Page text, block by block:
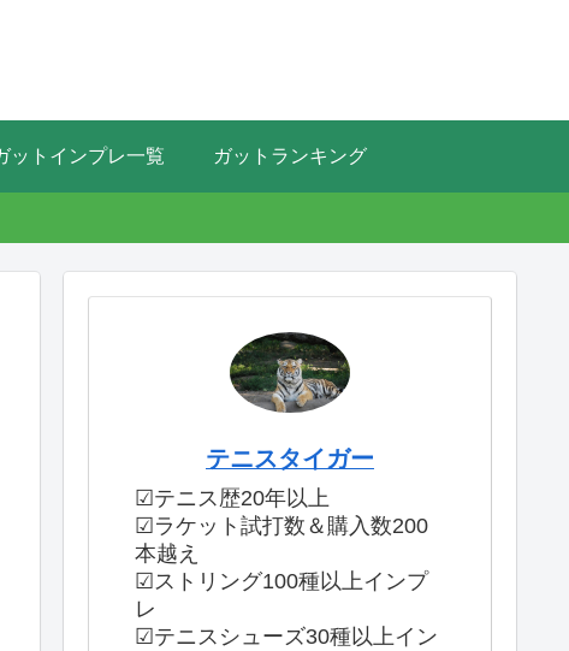
ットインプレ一覧 ガットランキング
テニスタイガー
☑テニス歴20年以上
☑ラケット試打数＆購入数200
本越え
☑ストリング100種以上インプ
レ
☑テニスシューズ30種以上イン